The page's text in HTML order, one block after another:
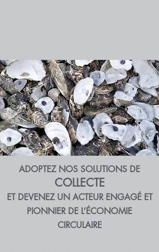
ADOPTEZ NOS SOLUTIONS DE
COLLECTE
ET DEVENEZ UN ACTEUR ENGAGÉ ET
PIONNIER DE L’ÉCONOMIE
CIRCULAIRE